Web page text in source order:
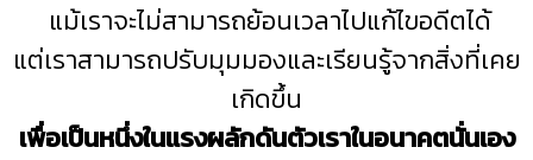
แม้เราจะไม่สามารถย้อนเวลาไปแก้ไขอดีตได้
แต่เราสามารถปรับมุมมองและเรียนรู้จากสิ่งที่เคย
เกิดขึ้น
เพื่อเป็นหนึ่งในแรงผลักดันตัวเราในอนาคตนั่นเอง